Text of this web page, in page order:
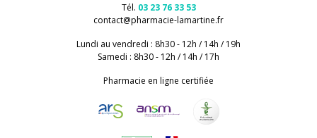
Tél. 03 23 76 33 53
contact@pharmacie-lamartine.fr
Lundi au vendredi : 8h30 - 12h / 14h / 19h
Samedi : 8h30 - 12h / 14h / 17h
Pharmacie en ligne certifiée